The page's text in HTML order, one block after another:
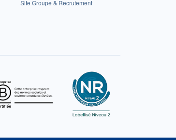
Site Groupe & Recrutement